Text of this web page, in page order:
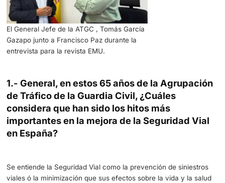
transporte más eficiente y responsable.
En este aniversario, es crucial reconocer y valorar el
positivo que la ATGC ha tenido en la sociedad, y
retos y avances futuros que seguirán moldeando la
El General Jefe de la ATGC , Tomás García